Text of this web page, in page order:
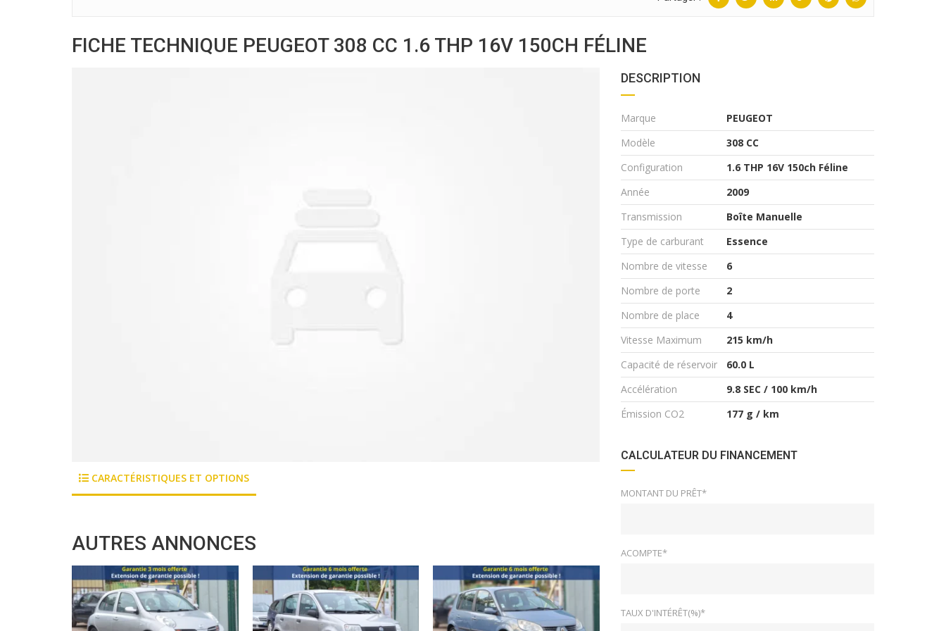
FICHE TECHNIQUE PEUGEOT 308 CC 1.6 THP 16V 150CH FÉLINE
CARACTÉRISTIQUES ET OPTIONS
AUTRES ANNONCES
DESCRIPTION
Marque
PEUGEOT
Modèle
308 CC
Configuration
1.6 THP 16V 150ch Féline
Année
2009
Transmission
Boîte Manuelle
Type de carburant
Essence
Nombre de vitesse
6
Nombre de porte
2
Nombre de place
4
Vitesse Maximum
215 km/h
Capacité de réservoir
60.0 L
Accélération
9.8 SEC / 100 km/h
Émission CO2
177 g / km
CALCULATEUR DU FINANCEMENT
MONTANT DU PRÊT*
ACOMPTE*
TAUX D'INTÉRÊT(%)*